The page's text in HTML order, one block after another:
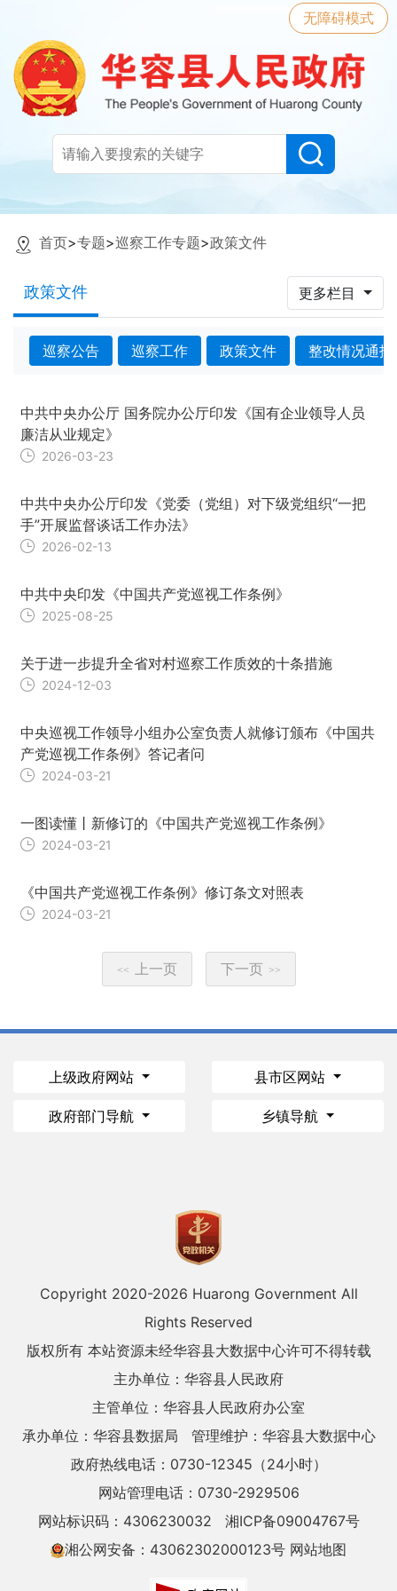
无障碍模式
首页>专题>巡察工作专题>政策文件
政策文件 更多栏目
巡察公告 巡察工作 政策文件 整改情况通报
中共中央办公厅 国务院办公厅印发《国有企业领导人员
廉洁从业规定》
2026-03-23
中共中央办公厅印发《党委（党组）对下级党组织“一把
手”开展监督谈话工作办法》
2026-02-13
中共中央印发《中国共产党巡视工作条例》
2025-08-25
关于进一步提升全省对村巡察工作质效的十条措施
2024-12-03
中央巡视工作领导小组办公室负责人就修订颁布《中国共
产党巡视工作条例》答记者问
2024-03-21
一图读懂丨新修订的《中国共产党巡视工作条例》
2024-03-21
《中国共产党巡视工作条例》修订条文对照表
2024-03-21
<< 上一页 下一页 >>
上级政府网站 县市区网站
政府部门导航 乡镇导航
Copyright 2020-2026 Huarong Government All
Rights Reserved
版权所有 本站资源未经华容县大数据中心许可不得转载
主办单位：华容县人民政府
主管单位：华容县人民政府办公室
承办单位：华容县数据局
管理维护：华容县大数据中心
政府热线电话：0730-12345（24小时）
网站管理电话：0730-2929506
网站标识码：4306230032
湘ICP备09004767号
湘公网安备：43062302000123号 网站地图